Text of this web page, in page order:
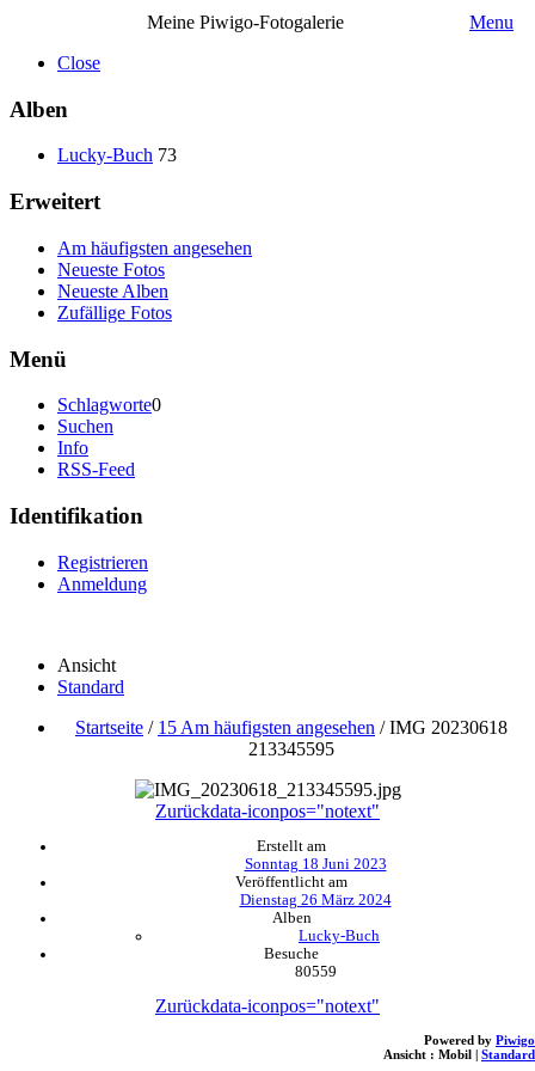
Meine Piwigo-Fotogalerie
Menu
Close
Alben
Lucky-Buch 73
Erweitert
Am häufigsten angesehen
Neueste Fotos
Neueste Alben
Zufällige Fotos
Menü
Schlagworte0
Suchen
Info
RSS-Feed
Identifikation
Registrieren
Anmeldung
Ansicht
Standard
Startseite / 15 Am häufigsten angesehen /IMG 20230618
213345595
Zurückdata-iconpos="notext"
Erstellt am
Sonntag 18 Juni 2023
Veröffentlicht am
Dienstag 26 März 2024
Alben
Lucky-Buch
Besuche
80559
Zurückdata-iconpos="notext"
Powered by Piwigo
Ansicht : Mobil | Standard